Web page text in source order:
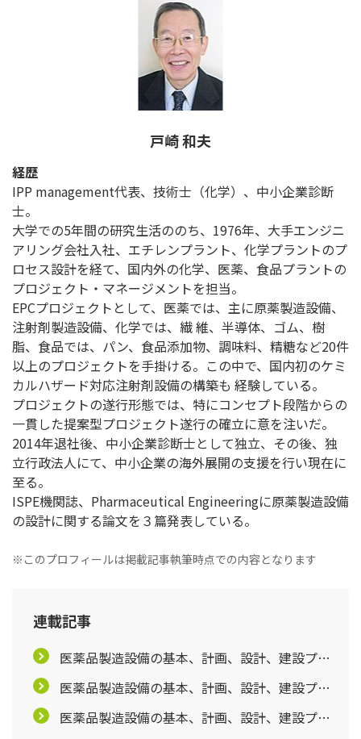
戸崎 和夫
経歴
IPP management代表、技術士（化学）、中小企業診断
士。
大学での5年間の研究生活ののち、1976年、大手エンジニ
アリング会社入社、エチレンプラント、化学プラントのプ
ロセス設計を経て、国内外の化学、医薬、食品プラントの
プロジェクト・マネージメントを担当。
EPCプロジェクトとして、医薬では、主に原薬製造設備、
注射剤製造設備、化学では、繊 維、半導体、ゴム、樹
脂、食品では、パン、食品添加物、調味料、精糖など20件
以上のプロジェクトを手掛ける。この中で、国内初のケミ
カルハザード対応注射剤設備の構築も 経験している。
プロジェクトの遂行形態では、特にコンセプト段階からの
一貫した提案型プロジェクト遂行の確立に意を注いだ。
2014年退社後、中小企業診断士として独立、その後、独
立行政法人にて、中小企業の海外展開の支援を行い現在に
至る。
ISPE機関誌、Pharmaceutical Engineeringに原薬製造設備
の設計に関する論文を３篇発表している。
※このプロフィールは掲載記事執筆時点での内容となります
連載記事
医薬品製造設備の基本、計画、設計、建設プロ
ジェクトを学ぶ【第1回】
医薬品製造設備の基本、計画、設計、建設プロ
ジェクトを学ぶ【第2回】
医薬品製造設備の基本、計画、設計、建設プロ